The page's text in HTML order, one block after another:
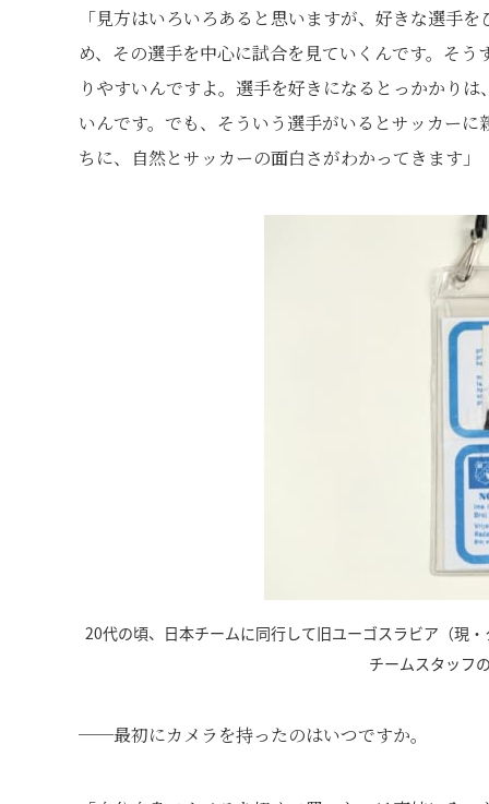
「見方はいろいろあると思いますが、好きな選手
め、その選手を中心に試合を見ていくんです。そ
りやすいんですよ。選手を好きになるとっかかり
いんです。でも、そういう選手がいるとサッカー
ちに、自然とサッカーの面白さがわかってきます」
20代の頃、日本チームに同行して旧ユーゴスラビア（現
チームスタッフ
──最初にカメラを持ったのはいつですか。